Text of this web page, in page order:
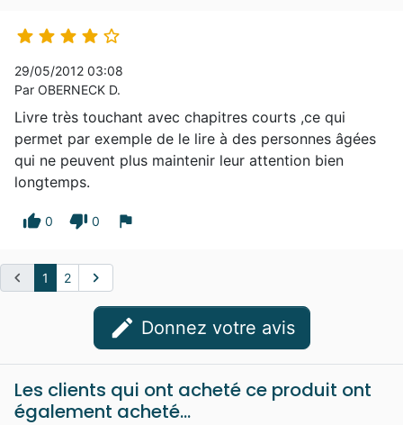
    
29/05/2012 03:08
Par OBERNECK D.
Livre très touchant avec chapitres courts ,ce qui
permet par exemple de le lire à des personnes âgées
qui ne peuvent plus maintenir leur attention bien
longtemps.
thumb_up 0 thumb_down 0 flag
chevron_left 1 2 chevron_right
edit Donnez votre avis
Les clients qui ont acheté ce produit ont
également acheté...